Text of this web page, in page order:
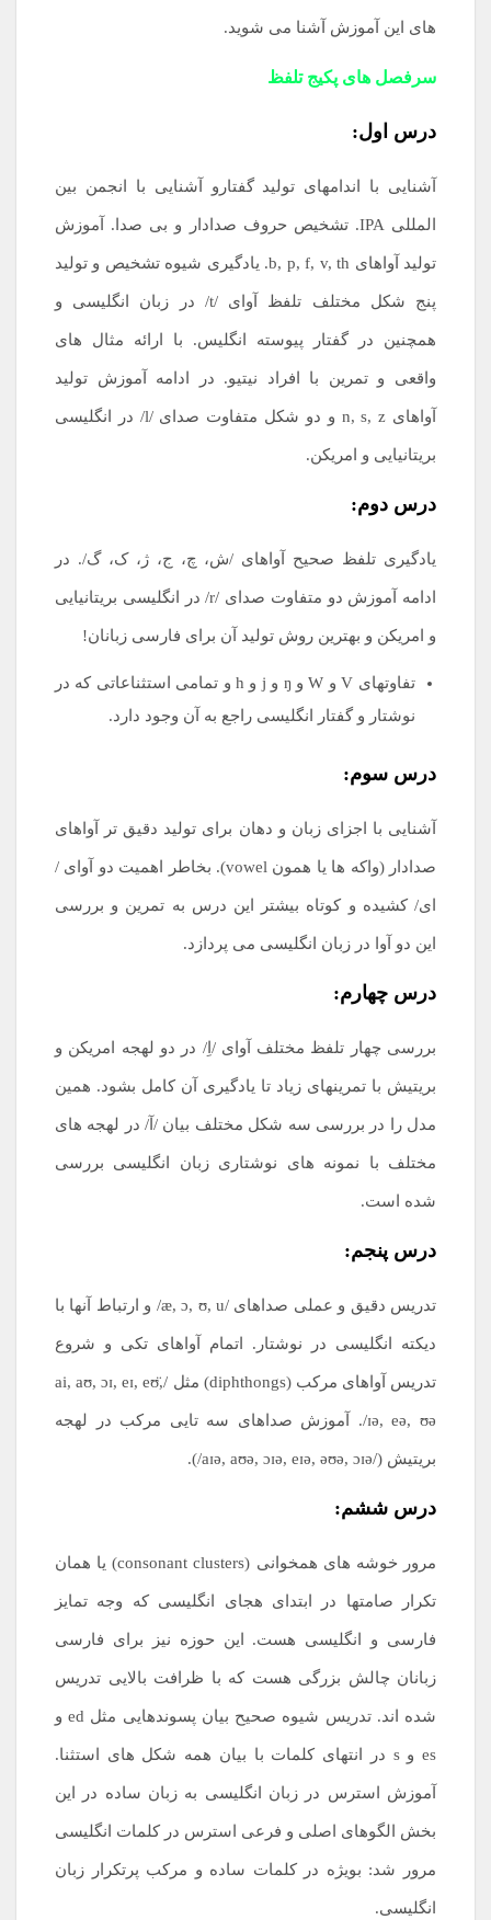
های این آموزش آشنا می شوید.
سرفصل های پکیج تلفظ
درس اول:
آشنایی با اندامهای تولید گفتارو آشنایی با انجمن بین
المللی IPA. تشخیص حروف صدادار و بی صدا. آموزش
تولید آواهای b, p, f, v, th. یادگیری شیوه تشخیص و تولید
پنج شکل مختلف تلفظ آوای /t/ در زبان انگلیسی و
همچنین در گفتار پیوسته انگلیس. با ارائه مثال های
واقعی و تمرین با افراد نیتیو. در ادامه آموزش تولید
آواهای n, s, z و دو شکل متفاوت صدای /l/ در انگلیسی
بریتانیایی و امریکن.
درس دوم:
یادگیری تلفظ صحیح آواهای /ش، چ، ج، ژ، ک، گ/. در
ادامه آموزش دو متفاوت صدای /r/ در انگلیسی بریتانیایی
و امریکن و بهترین روش تولید آن برای فارسی زبانان!
تفاوتهای V و W و ŋ و j و h و تمامی استثناعاتی که در
نوشتار و گفتار انگلیسی راجع به آن وجود دارد.
درس سوم:
آشنایی با اجزای زبان و دهان برای تولید دقیق تر آواهای
صدادار (واکه ها یا همون vowel). بخاطر اهمیت دو آوای /
ای/ کشیده و کوتاه بیشتر این درس به تمرین و بررسی
این دو آوا در زبان انگلیسی می پردازد.
درس چهارم:
بررسی چهار تلفظ مختلف آوای /اِ/ در دو لهجه امریکن و
بریتیش با تمرینهای زیاد تا یادگیری آن کامل بشود. همین
مدل را در بررسی سه شکل مختلف بیان /آ/ در لهجه های
مختلف با نمونه های نوشتاری زبان انگلیسی بررسی
شده است.
درس پنجم:
تدریس دقیق و عملی صداهای /æ, ɔ, ʊ, u/ و ارتباط آنها با
دیکته انگلیسی در نوشتار. اتمام آواهای تکی و شروع
تدریس آواهای مرکب (diphthongs) مثل /ai, aʊ, ɔɪ, eɪ, eʊ̈,
ɪə, eə, ʊə/. آموزش صداهای سه تایی مرکب در لهجه
بریتیش (/aɪə, aʊə, ɔɪə, eɪə, əʊə, ɔɪə/).
درس ششم:
مرور خوشه های همخوانی (consonant clusters) یا همان
تکرار صامتها در ابتدای هجای انگلیسی که وجه تمایز
فارسی و انگلیسی هست. این حوزه نیز برای فارسی
زبانان چالش بزرگی هست که با ظرافت بالایی تدریس
شده اند. تدریس شیوه صحیح بیان پسوندهایی مثل ed و
es و s در انتهای کلمات با بیان همه شکل های استثنا.
آموزش استرس در زبان انگلیسی به زبان ساده در این
بخش الگوهای اصلی و فرعی استرس در کلمات انگلیسی
مرور شد: بویژه در کلمات ساده و مرکب پرتکرار زبان
انگلیسی.